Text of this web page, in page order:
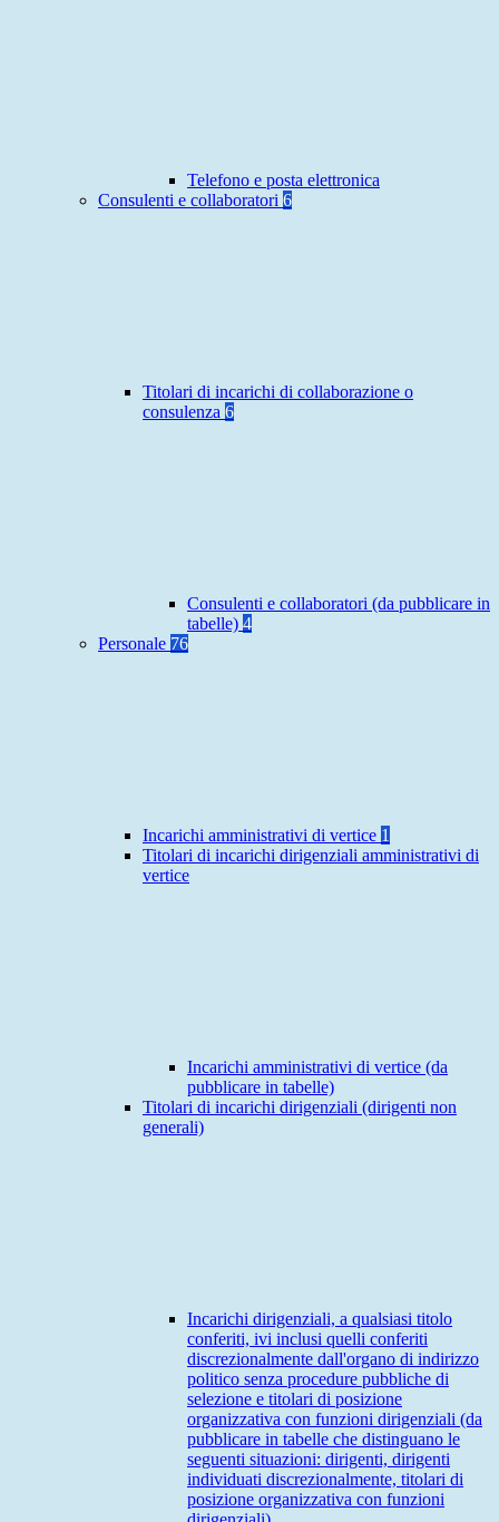
Telefono e posta elettronica
Consulenti e collaboratori 6
Titolari di incarichi di collaborazione o
consulenza 6
Consulenti e collaboratori (da pubblicare in
tabelle) 4
Personale 76
Incarichi amministrativi di vertice 1
Titolari di incarichi dirigenziali amministrativi di
vertice
Incarichi amministrativi di vertice (da
pubblicare in tabelle)
Titolari di incarichi dirigenziali (dirigenti non
generali)
Incarichi dirigenziali, a qualsiasi titolo
conferiti, ivi inclusi quelli conferiti
discrezionalmente dall'organo di indirizzo
politico senza procedure pubbliche di
selezione e titolari di posizione
organizzativa con funzioni dirigenziali (da
pubblicare in tabelle che distinguano le
seguenti situazioni: dirigenti, dirigenti
individuati discrezionalmente, titolari di
posizione organizzativa con funzioni